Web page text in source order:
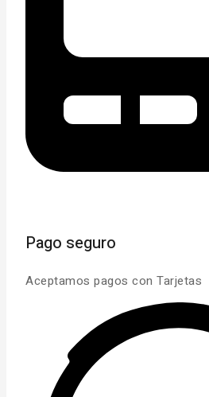
Pago seguro
Aceptamos pagos con Tarjetas